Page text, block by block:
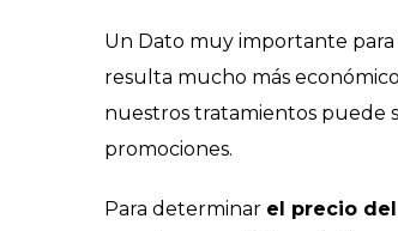
Un Dato muy importante para
resulta mucho más
nuestros tratamientos puede
promociones.
Para determinar el precio